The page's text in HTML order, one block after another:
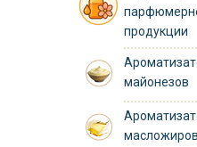
продукции
майонезов